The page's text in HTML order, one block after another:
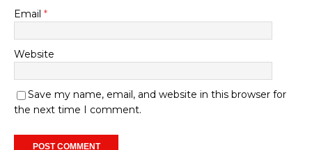
Email *
Website
Save my name, email, and website in this browser for
the next time I comment.